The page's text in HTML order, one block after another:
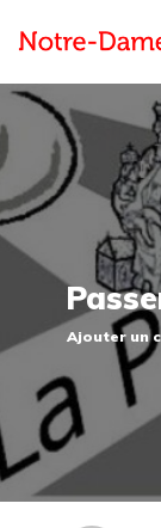
Ajouter un